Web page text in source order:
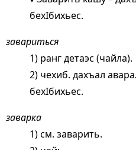
бехIбихьес.
завариться
1) ранг детаэс (чайла).
2) чехиб. дахъал
бехIбихьес.
заварка
1) см. заварить.